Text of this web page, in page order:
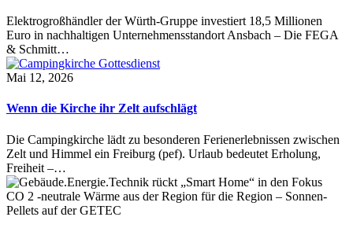
Elektrogroßhändler der Würth-Gruppe investiert 18,5 Millionen
Euro in nachhaltigen Unternehmensstandort Ansbach – Die FEGA
& Schmitt…
Mai 12, 2026
Wenn die Kirche ihr Zelt aufschlägt
Die Campingkirche lädt zu besonderen Ferienerlebnissen zwischen
Zelt und Himmel ein Freiburg (pef). Urlaub bedeutet Erholung,
Freiheit –…
CO 2 -neutrale Wärme aus der Region für die Region – Sonnen-
Pellets auf der GETEC